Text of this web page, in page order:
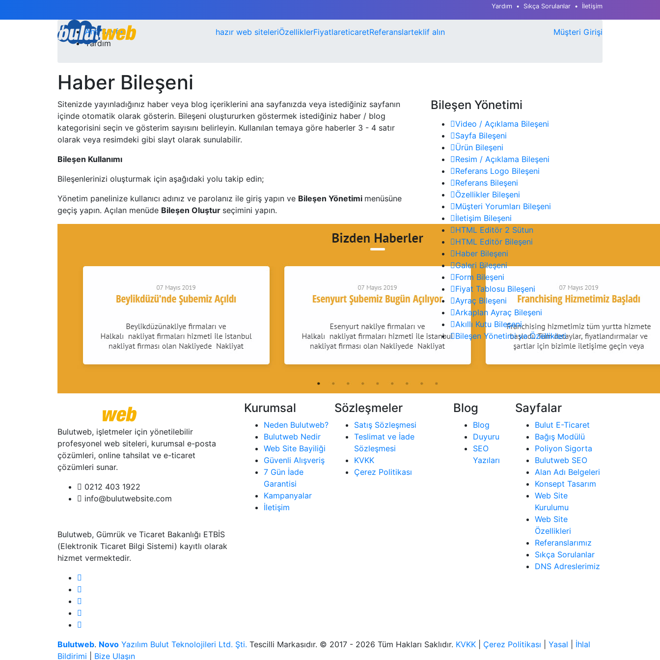
Yardım Sıkça Sorulanlar İletişim
hazır web siteleriÖzelliklerFiyatlareticaretReferanslarteklif alın Müşteri Girişi
Ana Sayfa
Yardım
Haber Bileşeni
Sitenizde yayınladığınız haber veya blog içeriklerini ana sayfanızda veya istediğiniz sayfanın
içinde otomatik olarak gösterin. Bileşeni oluştururken göstermek istediğiniz haber / blog
kategorisini seçin ve gösterim sayısını belirleyin. Kullanılan temaya göre haberler 3 - 4 satır
olarak veya resimdeki gibi slayt olarak sunulabilir.
Bileşen Kullanımı
Bileşenlerinizi oluşturmak için aşağıdaki yolu takip edin;
Yönetim panelinize kullanıcı adınız ve parolanız ile giriş yapın ve Bileşen Yönetimi menüsüne
geçiş yapın. Açılan menüde Bileşen Oluştur seçimini yapın.
Bileşen Yönetimi
Video / Açıklama Bileşeni
Sayfa Bileşeni
Ürün Bileşeni
Resim / Açıklama Bileşeni
Referans Logo Bileşeni
Referans Bileşeni
Özellikler Bileşeni
Müşteri Yorumları Bileşeni
İletişim Bileşeni
HTML Editör 2 Sütun
HTML Editör Bileşeni
Haber Bileşeni
Galeri Bileşeni
Form Bileşeni
Fiyat Tablosu Bileşeni
Ayraç Bileşeni
Arkaplan Ayraç Bileşeni
Akıllı Kutu Bileşeni
Bileşen Yönetimi ve Özellikleri
Bulutweb, işletmeler için yönetilebilir
profesyonel web siteleri, kurumsal e-posta
çözümleri, online tahsilat ve e-ticaret
çözümleri sunar.
0212 403 1922
info@bulutwebsite.com
Bulutweb, Gümrük ve Ticaret Bakanlığı ETBİS
(Elektronik Ticaret Bilgi Sistemi) kayıtlı olarak
hizmet vermektedir.
Kurumsal
Neden Bulutweb?
Bulutweb Nedir
Web Site Bayiliği
Güvenli Alışveriş
7 Gün İade
Garantisi
Kampanyalar
İletişim
Sözleşmeler
Satış Sözleşmesi
Teslimat ve İade
Sözleşmesi
KVKK
Çerez Politikası
Blog
Blog
Duyuru
SEO
Yazıları
Sayfalar
Bulut E-Ticaret
Bağış Modülü
Poliyon Sigorta
Bulutweb SEO
Alan Adı Belgeleri
Konsept Tasarım
Web Site
Kurulumu
Web Site
Özellikleri
Referanslarımız
Sıkça Sorulanlar
DNS Adreslerimiz
Bulutweb. Novo Yazılım Bulut Teknolojileri Ltd. Şti. Tescilli Markasıdır. © 2017 - 2026 Tüm Hakları Saklıdır. KVKK Çerez Politikası Yasal
İhlal
Bildirimi
Bize Ulaşın